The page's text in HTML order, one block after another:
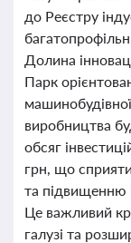
до Реєстру
Долина
Парк
виробництва
обсяг
грн, що
та підвищенню
Це важливий
галузі та